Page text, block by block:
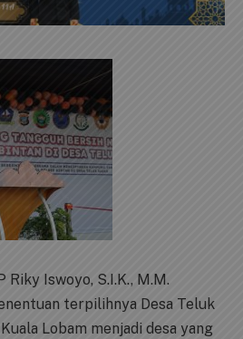
Iswoyo, S.I.K., M.M.
terpilihnya Desa Teluk
Lobam menjadi desa yang